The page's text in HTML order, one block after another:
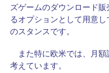
ズゲームのダウンロード
るオプションとして用意
のスタンスです。
また特に欧米では、月額
考えています。